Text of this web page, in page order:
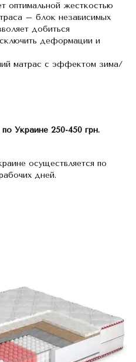
оптимальной жесткостью
– блок независимых
добиться
деформации и
матрас с эффектом зима/
Украине 250-450 грн.
осуществляется по
дней.